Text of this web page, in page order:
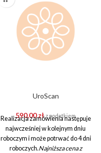
UroScan
590,00zł z podatkiem
Realizacja zamówienia następuje
najwcześniej w kolejnym dniu
roboczym i może potrwać do 4 dni
roboczych.Najniższa cena z